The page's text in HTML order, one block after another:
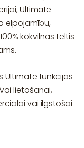
Ultimate
elpojamību,
kokvilnas teltis
Ultimate funkcijas
lietošanai,
vai ilgstošai